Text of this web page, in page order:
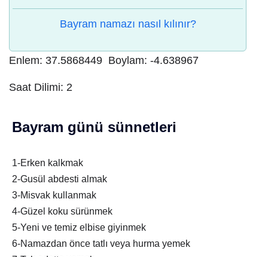
Bayram namazı nasıl kılınır?
Enlem: 37.5868449 Boylam: -4.638967
Saat Dilimi: 2
Bayram günü sünnetleri
1-Erken kalkmak
2-Gusül abdesti almak
3-Misvak kullanmak
4-Güzel koku sürünmek
5-Yeni ve temiz elbise giyinmek
6-Namazdan önce tatlı veya hurma yemek